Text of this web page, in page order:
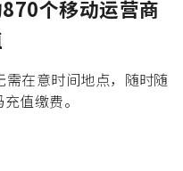
个移动运营商
在意时间地点，随时随
值缴费。